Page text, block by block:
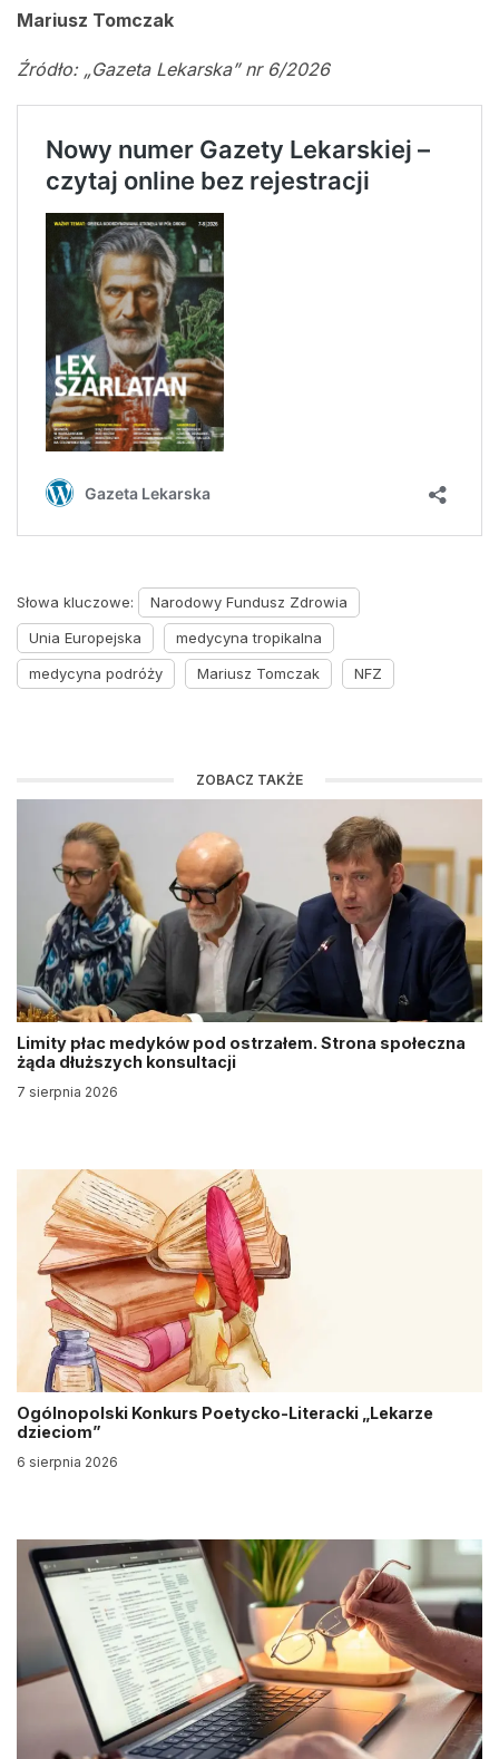
Mariusz Tomczak
Źródło: „Gazeta Lekarska” nr 6/2026
Słowa kluczowe:
Narodowy Fundusz Zdrowia
Unia Europejska
medycyna tropikalna
medycyna podróży
Mariusz Tomczak NFZ
ZOBACZ TAKŻE
Limity płac medyków pod ostrzałem. Strona społeczna
żąda dłuższych konsultacji
7 sierpnia 2026
Ogólnopolski Konkurs Poetycko-Literacki „Lekarze
dzieciom”
6 sierpnia 2026